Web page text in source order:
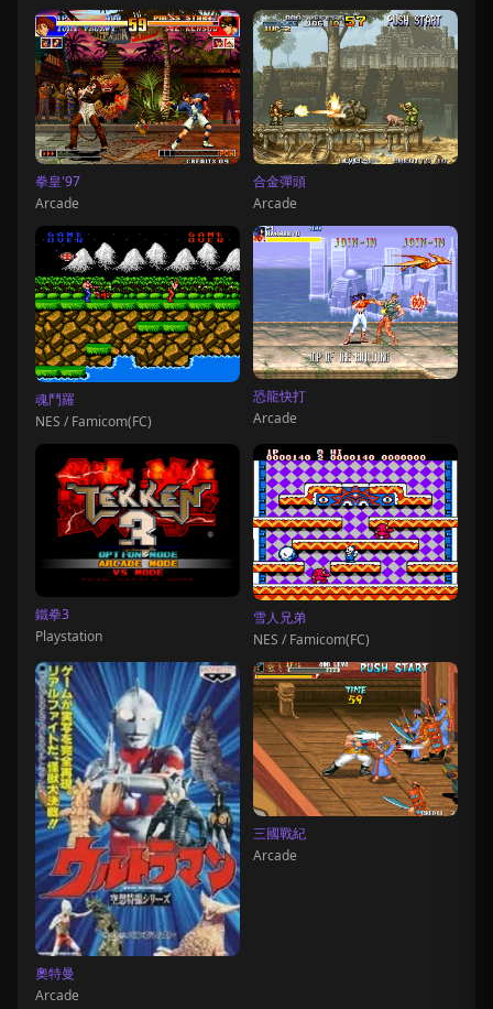
拳皇'97
Arcade
合金彈頭
Arcade
魂鬥羅
NES / Famicom(FC)
恐龍快打
Arcade
鐵拳3
Playstation
雪人兄弟
NES / Famicom(FC)
奧特曼
Arcade
三國戰紀
Arcade